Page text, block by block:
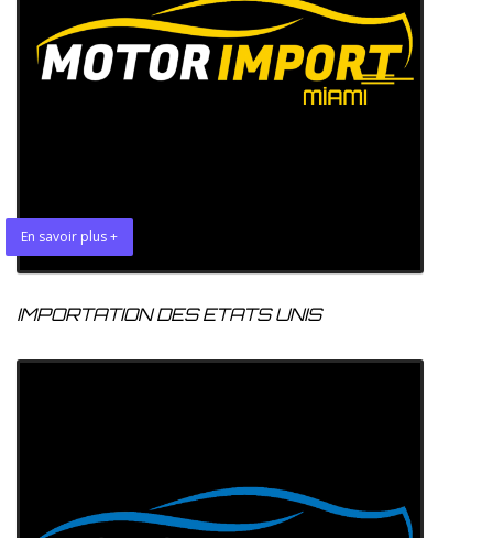
En savoir plus +
IMPORTATION DES ETATS UNIS